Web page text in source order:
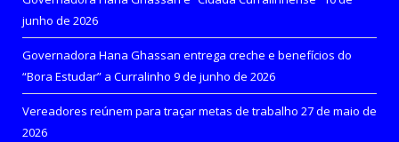
junho de 2026
Governadora Hana Ghassan entrega creche e benefícios do
“Bora Estudar” a Curralinho 9 de junho de 2026
Vereadores reúnem para traçar metas de trabalho 27 de maio de
2026